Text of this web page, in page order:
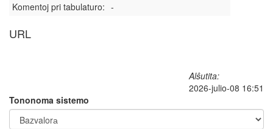
Komentoj pri tabulaturo: -
URL
Alŝutita:
2026-julio-08 16:51
Tononoma sistemo